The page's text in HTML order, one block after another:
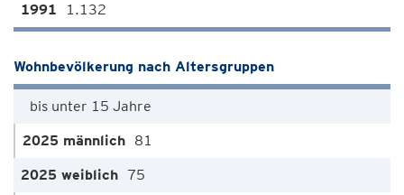
1.132
Wohnbevölkerung nach Altersgruppen
bis unter 15 Jahre
81
75